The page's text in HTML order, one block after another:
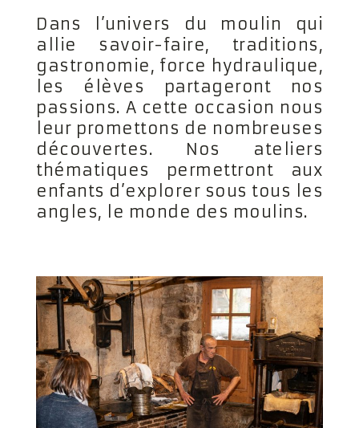
Dans l’univers du moulin qui
allie savoir-faire, traditions,
gastronomie, force hydraulique,
les élèves partageront nos
passions. A cette occasion nous
leur promettons de nombreuses
découvertes. Nos ateliers
thématiques permettront aux
enfants d’explorer sous tous les
angles, le monde des moulins.